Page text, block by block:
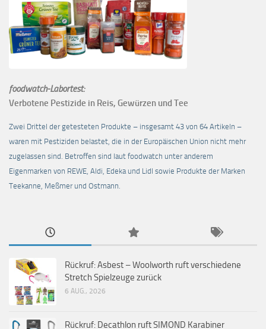
foodwatch-Labortest:
Verbotene Pestizide in Reis, Gewürzen und Tee
Zwei Drittel der getesteten Produkte – insgesamt 43 von 64 Artikeln –
waren mit Pestiziden belastet, die in der Europäischen Union nicht mehr
zugelassen sind. Betroffen sind laut foodwatch unter anderem
Eigenmarken von REWE, Aldi, Edeka und Lidl sowie Produkte der Marken
Teekanne, Meßmer und Ostmann.
Rückruf: Asbest – Woolworth ruft verschiedene
Stretch Spielzeuge zurück
6 AUG., 2026
Rückruf: Decathlon ruft SIMOND Karabiner